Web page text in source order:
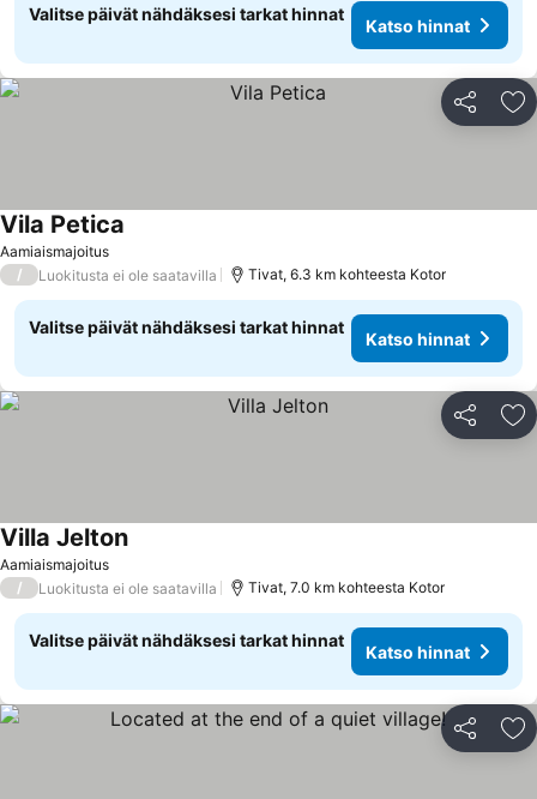
Valitse päivät nähdäksesi tarkat hinnat
Katso hinnat
Jaa
Aamiaismajoitus
Vila Petica
/ Luokitusta ei ole saatavilla Tivat, 6.3 km kohteesta Kotor
Valitse päivät nähdäksesi tarkat hinnat
Katso hinnat
Jaa
Aamiaismajoitus
Villa Jelton
/ Luokitusta ei ole saatavilla Tivat, 7.0 km kohteesta Kotor
Valitse päivät nähdäksesi tarkat hinnat
Katso hinnat
Jaa